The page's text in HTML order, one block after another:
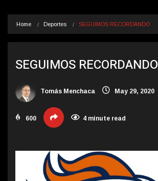
Home Deportes SEGUIMOS RECORDANDO
SEGUIMOS RECORDANDO
Tomás Menchaca May 29, 2020
600 4 minute read